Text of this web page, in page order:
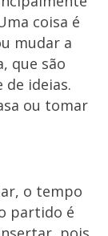
coisa é
mudar a
que são
ideias.
ou tomar
o tempo
partido é